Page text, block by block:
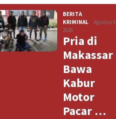
BERITA
KRIMINAL
Agustus 4,
2026
Pria di
Makassar
Bawa
Kabur
Motor
Pacar …